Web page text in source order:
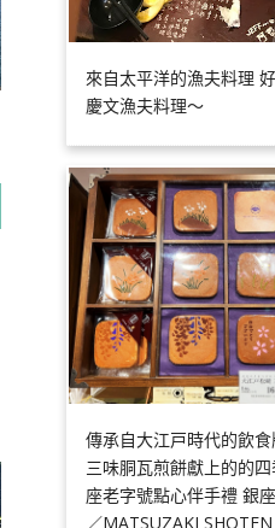
來自太平洋的漁夫料理
慶文漁夫料理～
傳承自大江戸時代的飲
三味胴瓦煎餅獻上的的
座老字號點心伴手禮 銀
／MATSUZAKI SHOTEN